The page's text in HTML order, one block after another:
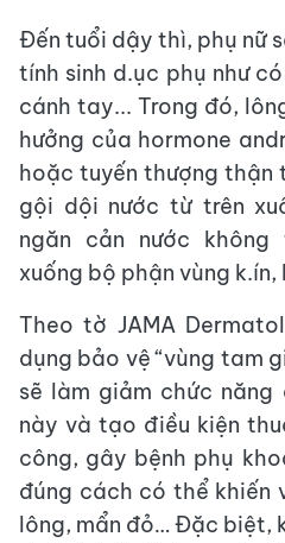
Đến tuổi dậy thì, phụ nữ
tính sinh d.ục phụ như
cánh tay... Trong đó,
hưởng của hormone
hoặc tuyến thượng thận
gội dội nước từ trên
ngăn cản nước
xuống bộ phận vùng
Theo tờ JAMA
dụng bảo vệ “vùng tam
sẽ làm giảm chức
này và tạo điều kiện
công, gây bệnh phụ
đúng cách có thể khiến
lông, mẩn đỏ… Đặc biệt,